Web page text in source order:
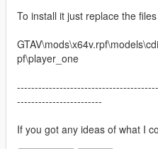
To install it just replace the
pf\player_one
------------------------
If you got any ideas of what I